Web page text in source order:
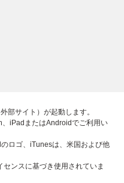
部サイト）が起動します。
、iPadまたはAndroidでご利用い
ロゴ、iTunesは、米国および他
ンスに基づき使用されていま